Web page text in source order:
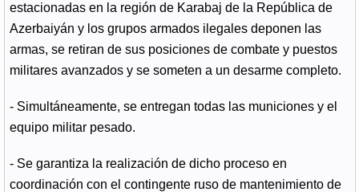
estacionadas en la región de Karabaj de la República de
Azerbaiyán y los grupos armados ilegales deponen las
armas, se retiran de sus posiciones de combate y puestos
militares avanzados y se someten a un desarme completo.
- Simultáneamente, se entregan todas las municiones y el
equipo militar pesado.
- Se garantiza la realización de dicho proceso en
coordinación con el contingente ruso de mantenimiento de